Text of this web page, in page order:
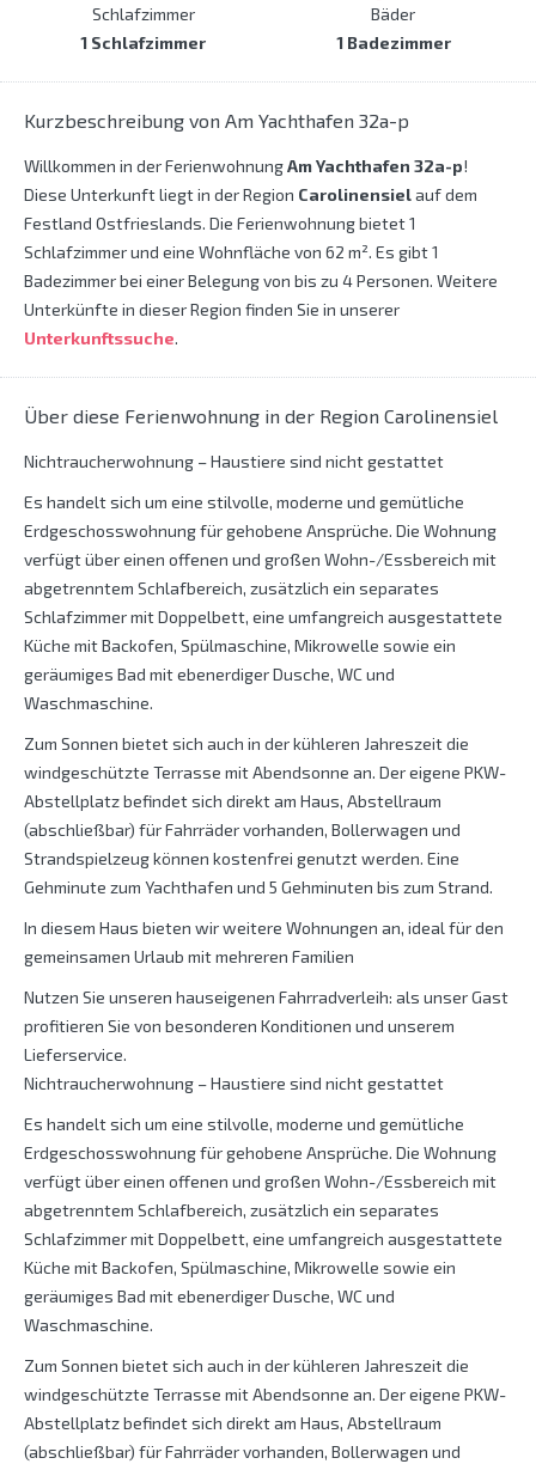
Schlafzimmer
1 Schlafzimmer
Bäder
1 Badezimmer
Kurzbeschreibung von Am Yachthafen 32a-p
Willkommen in der FerienwohnungAm Yachthafen 32a-p!
Diese Unterkunft liegt in der Region Carolinensielauf dem
Festland Ostfrieslands. Die Ferienwohnung bietet 1
Schlafzimmer und eine Wohnfläche von 62 m². Es gibt 1
Badezimmer bei einer Belegung von bis zu 4 Personen. Weitere
Unterkünfte in dieser Region finden Sie in unserer
Unterkunftssuche.
Über diese Ferienwohnung in der Region Carolinensiel
Nichtraucherwohnung – Haustiere sind nicht gestattet
Es handelt sich um eine stilvolle, moderne und gemütliche
Erdgeschosswohnung für gehobene Ansprüche. Die Wohnung
verfügt über einen offenen und großen Wohn-/Essbereich mit
abgetrenntem Schlafbereich, zusätzlich ein separates
Schlafzimmer mit Doppelbett, eine umfangreich ausgestattete
Küche mit Backofen, Spülmaschine, Mikrowelle sowie ein
geräumiges Bad mit ebenerdiger Dusche, WC und
Waschmaschine.
Zum Sonnen bietet sich auch in der kühleren Jahreszeit die
windgeschützte Terrasse mit Abendsonne an. Der eigene PKW-
Abstellplatz befindet sich direkt am Haus, Abstellraum
(abschließbar) für Fahrräder vorhanden, Bollerwagen und
Strandspielzeug können kostenfrei genutzt werden. Eine
Gehminute zum Yachthafen und 5 Gehminuten bis zum Strand.
In diesem Haus bieten wir weitere Wohnungen an, ideal für den
gemeinsamen Urlaub mit mehreren Familien
Nutzen Sie unseren hauseigenen Fahrradverleih: als unser Gast
profitieren Sie von besonderen Konditionen und unserem
Lieferservice.
Nichtraucherwohnung – Haustiere sind nicht gestattet
Es handelt sich um eine stilvolle, moderne und gemütliche
Erdgeschosswohnung für gehobene Ansprüche. Die Wohnung
verfügt über einen offenen und großen Wohn-/Essbereich mit
abgetrenntem Schlafbereich, zusätzlich ein separates
Schlafzimmer mit Doppelbett, eine umfangreich ausgestattete
Küche mit Backofen, Spülmaschine, Mikrowelle sowie ein
geräumiges Bad mit ebenerdiger Dusche, WC und
Waschmaschine.
Zum Sonnen bietet sich auch in der kühleren Jahreszeit die
windgeschützte Terrasse mit Abendsonne an. Der eigene PKW-
Abstellplatz befindet sich direkt am Haus, Abstellraum
(abschließbar) für Fahrräder vorhanden, Bollerwagen und